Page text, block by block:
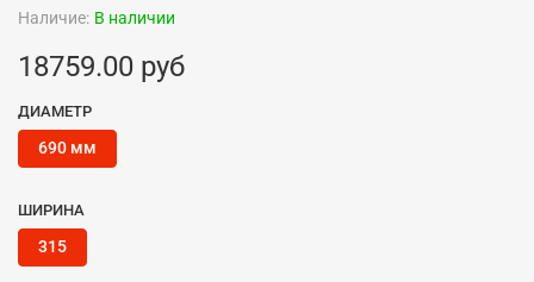
Наличие: В наличии
18759.00 руб
ДИАМЕТР
690 мм
ШИРИНА
315